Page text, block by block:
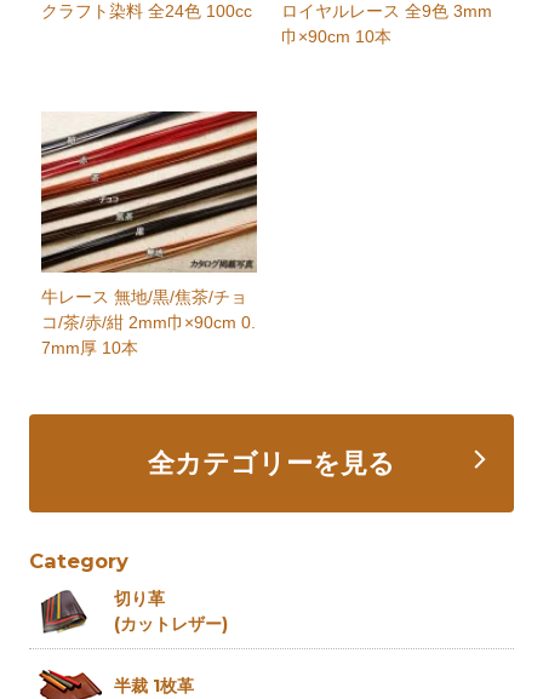
クラフト染料 全24色 100cc
ロイヤルレース 全9色 3mm
巾×90cm 10本
牛レース 無地/黒/焦茶/チョ
コ/茶/赤/紺 2mm巾×90cm 0.
7mm厚 10本
全カテゴリーを見る
Category
切り革
(カットレザー)
半裁 1枚革